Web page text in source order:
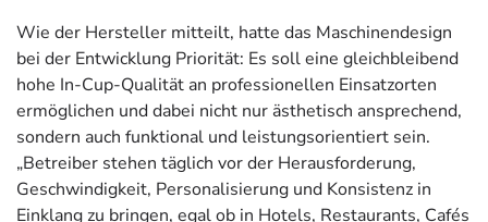
Wie der Hersteller mitteilt, hatte das Maschinendesign
bei der Entwicklung Priorität: Es soll eine gleichbleibend
hohe In-Cup-Qualität an professionellen Einsatzorten
ermöglichen und dabei nicht nur ästhetisch ansprechend,
sondern auch funktional und leistungsorientiert sein.
„Betreiber stehen täglich vor der Herausforderung,
Geschwindigkeit, Personalisierung und Konsistenz in
Einklang zu bringen, egal ob in Hotels, Restaurants, Cafés